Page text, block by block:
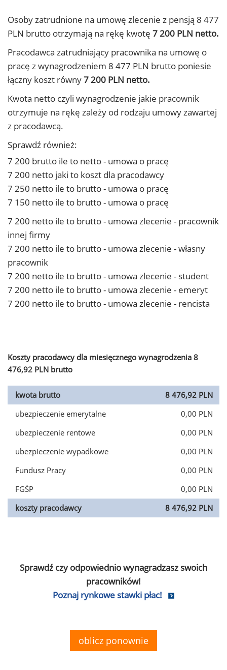
Osoby zatrudnione na umowę zlecenie z pensją 8 477
PLN brutto otrzymają na rękę kwotę 7 200 PLN netto.
Pracodawca zatrudniający pracownika na umowę o
pracę z wynagrodzeniem 8 477 PLN brutto poniesie
łączny koszt równy7 200 PLN netto.
Kwota netto czyli wynagrodzenie jakie pracownik
otrzymuje na rękę zależy od rodzaju umowy zawartej
z pracodawcą.
Sprawdź również:
7 200 brutto ile to netto - umowa o pracę
7 200 netto jaki to koszt dla pracodawcy
7 250 netto ile to brutto - umowa o pracę
7 150 netto ile to brutto - umowa o pracę
7 200 netto ile to brutto - umowa zlecenie - pracownik
innej firmy
7 200 netto ile to brutto - umowa zlecenie - własny
pracownik
7 200 netto ile to brutto - umowa zlecenie - student
7 200 netto ile to brutto - umowa zlecenie - emeryt
7 200 netto ile to brutto - umowa zlecenie - rencista
Koszty pracodawcy dla miesięcznego wynagrodzenia 8
476,92 PLN brutto
kwota brutto
8 476,92 PLN
ubezpieczenie emerytalne
0,00 PLN
ubezpieczenie rentowe
0,00 PLN
ubezpieczenie wypadkowe
0,00 PLN
Fundusz Pracy
0,00 PLN
FGŚP
0,00 PLN
koszty pracodawcy
8 476,92 PLN
Sprawdź czy odpowiednio wynagradzasz swoich
pracowników!
Poznaj rynkowe stawki płac!
oblicz ponownie